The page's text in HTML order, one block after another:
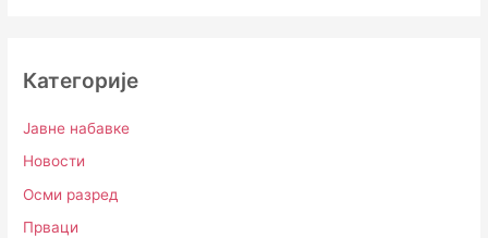
Категорије
Јавне набавке
Новости
Осми разред
Прваци